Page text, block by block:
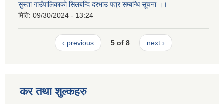
सुस्ता गाउँपालिकाकाे सिलबन्दि दरभाउ पत्र सम्बन्धि सूचना ।।
मिति: 09/30/2024 - 13:24
‹ previous 5 of 8 next ›
कर तथा शुल्कहरु